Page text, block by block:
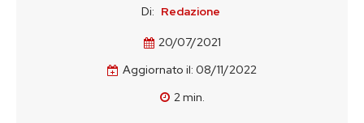
Di: Redazione
20/07/2021
Aggiornato il: 08/11/2022
2min.